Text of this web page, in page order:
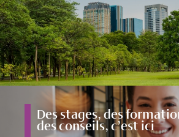
Des stages, des
des conseils, c’est ici